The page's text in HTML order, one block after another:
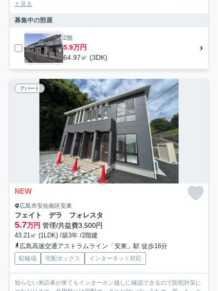
と見る
募集中の部屋
2階
5.9万円
64.97㎡ (3DK)
アパート
NEW
広島市安佐南区安東
フェイト デラ フォレスタ
5.7万円 管理/共益費3,500円
43.21㎡ (1LDK) /築3年 /2階建
広島高速交通アストラムライン「安東」駅 徒歩16分
駐輪場 宅配ボックス インターネット対応
知らない来訪者が来てもインターホン越しに確認できるので防犯対策に